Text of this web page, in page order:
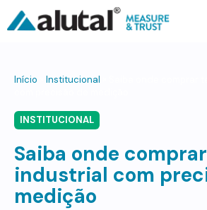
Início Institucional
INSTITUCIONAL
Saiba onde
industrial com
medição